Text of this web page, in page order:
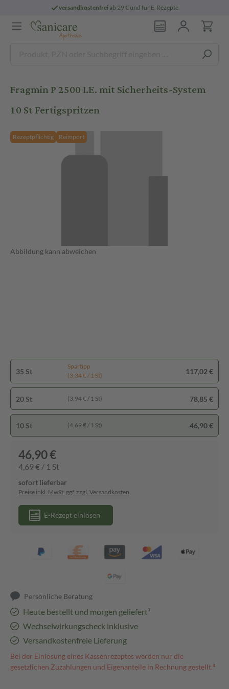
versandkostenfreiab 29 € und für E-Rezepte
Fragmin P 2500 I.E. mit Sicherheits-System
10 St Fertigspritzen
Rezeptpflichtig Reimport
Abbildung kann abweichen
35 St
Spartipp
(3,34 € / 1 St)
117,02 €
20 St (3,94 € / 1 St) 78,85 €
10 St (4,69 € / 1 St) 46,90 €
46,90 €
4,69 € / 1 St
sofort lieferbar
Preise inkl. MwSt. ggf. zzgl. Versandkosten
E-Rezept einlösen
Persönliche Beratung
Heute bestellt und morgen geliefert³
Wechselwirkungscheck inklusive
Versandkostenfreie Lieferung
Bei der Einlösung eines Kassenrezeptes werden nur die
gesetzlichen Zuzahlungen und Eigenanteile in Rechnung gestellt.⁴